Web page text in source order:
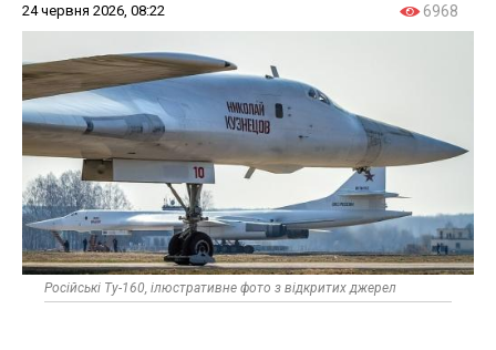
24 червня 2026, 08:22 6968
Російські Ту-160, ілюстративне фото з відкритих джерел